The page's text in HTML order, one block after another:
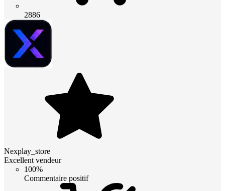
2886
Nexplay_store
Excellent vendeur
100%
Commentaire positif